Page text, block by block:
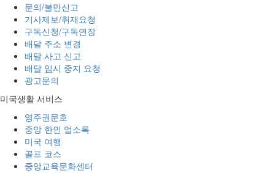
문의/불만신고
기사제보/취재요청
구독신청/구독연장
배달 주소 변경
배달 사고 신고
배달 임시 중지 요청
광고문의
미국생활 서비스
영주권문호
중앙 한인 업소록
미국 여행
골프 코스
중앙교육문화센터